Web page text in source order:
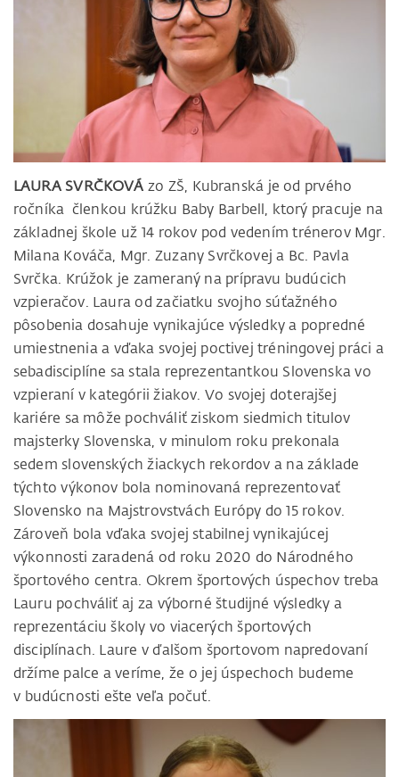
LAURA SVRČKOVÁ zo ZŠ, Kubranská je od prvého
ročníka členkou krúžku Baby Barbell, ktorý pracuje na
základnej škole už 14 rokov pod vedením trénerov Mgr.
Milana Kováča, Mgr. Zuzany Svrčkovej a Bc. Pavla
Svrčka. Krúžok je zameraný na prípravu budúcich
vzpieračov. Laura od začiatku svojho súťažného
pôsobenia dosahuje vynikajúce výsledky a popredné
umiestnenia a vďaka svojej poctivej tréningovej práci a
sebadisciplíne sa stala reprezentantkou Slovenska vo
vzpieraní v kategórii žiakov. Vo svojej doterajšej
kariére sa môže pochváliť ziskom siedmich titulov
majsterky Slovenska, v minulom roku prekonala
sedem slovenských žiackych rekordov a na základe
týchto výkonov bola nominovaná reprezentovať
Slovensko na Majstrovstvách Európy do 15 rokov.
Zároveň bola vďaka svojej stabilnej vynikajúcej
výkonnosti zaradená od roku 2020 do Národného
športového centra. Okrem športových úspechov treba
Lauru pochváliť aj za výborné študijné výsledky a
reprezentáciu školy vo viacerých športových
disciplínach. Laure v ďalšom športovom napredovaní
držíme palce a veríme, že o jej úspechoch budeme
v budúcnosti ešte veľa počuť.